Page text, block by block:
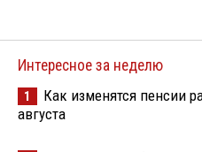
Интересное за неделю
1
Как изменятся пенсии
августа